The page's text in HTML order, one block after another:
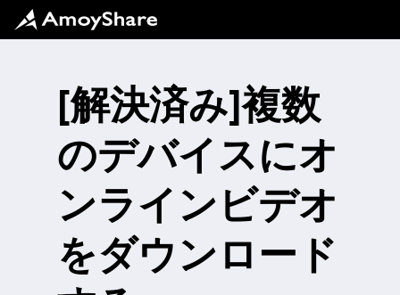
[解決済み]複数
のデバイスにオ
ンラインビデオ
をダウンロード